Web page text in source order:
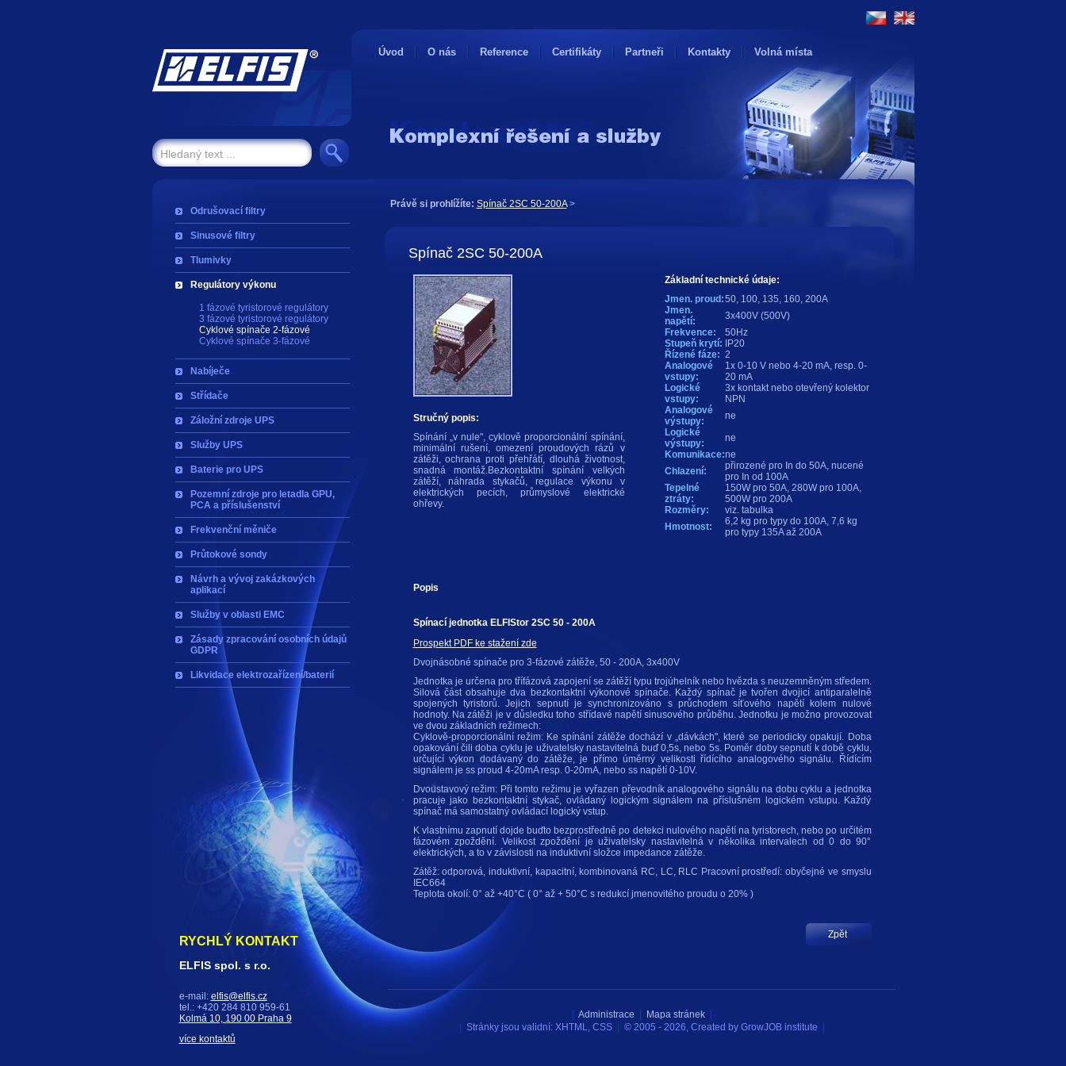
Úvod O nás Reference Certifikáty Partneři Kontakty Volná místa
Odrušovací filtry
Sinusové filtry
Tlumivky
Regulátory výkonu
1 fázové tyristorové regulátory
3 fázové tyristorové regulátory
Cyklové spínače 2-fázové
Cyklové spínače 3-fázové
Nabíječe
Střídače
Záložní zdroje UPS
Služby UPS
Baterie pro UPS
Pozemní zdroje pro letadla GPU,
PCA a příslušenství
Frekvenční měniče
Průtokové sondy
Návrh a vývoj zakázkových
aplikací
Služby v oblasti EMC
Zásady zpracování osobních údajů
GDPR
Likvidace elektrozařízení/baterií
Právě si prohlížíte: Spínač 2SC 50-200A>
Spínač 2SC 50-200A
Stručný popis:
Spínání „v nule", cyklově proporcionální spínání,
minimální rušení, omezení proudových rázů v
zátěži, ochrana proti přehřátí, dlouhá životnost,
snadná montáž.Bezkontaktní spínání velkých
zátěží, náhrada stykačů, regulace výkonu v
elektrických pecích, průmyslové elektrické
ohřevy.
Základní technické údaje:
Jmen. proud:50, 100, 135, 160, 200A
Jmen.
napětí:
3x400V (500V)
Frekvence:
50Hz
Stupeň krytí:
IP20
Řízené fáze: 2
Analogové
vstupy:
1x 0-10 V nebo 4-20 mA, resp. 0-
20 mA
Logické
vstupy:
3x kontakt nebo otevřený kolektor
NPN
Analogové
výstupy:
ne
Logické
výstupy:
ne
Komunikace:ne
Chlazení:
přirozené pro In do 50A, nucené
pro In od 100A
Tepelné
ztráty:
150W pro 50A, 280W pro 100A,
500W pro 200A
Rozměry:
viz. tabulka
Hmotnost:
6,2 kg pro typy do 100A, 7,6 kg
pro typy 135A až 200A
Popis
Spínací jednotka ELFIStor 2SC 50 - 200A
Prospekt PDF ke stažení zde
Dvojnásobné spínače pro 3-fázové zátěže, 50 - 200A, 3x400V
Jednotka je určena pro třífázová zapojení se zátěží typu trojúhelník nebo hvězda s neuzemněným středem.
Silová část obsahuje dva bezkontaktní výkonové spínače. Každý spínač je tvořen dvojicí antiparalelně
spojených tyristorů. Jejich sepnutí je synchronizováno s průchodem síťového napětí kolem nulové
hodnoty. Na zátěži je v důsledku toho střídavé napětí sinusového průběhu. Jednotku je možno provozovat
ve dvou základních režimech:
Cyklově-proporcionální režim: Ke spínání zátěže dochází v „dávkách", které se periodicky opakují. Doba
opakování čili doba cyklu je uživatelsky nastavitelná buď 0,5s, nebo 5s. Poměr doby sepnutí k době cyklu,
určující výkon dodávaný do zátěže, je přímo úměrný velikosti řídícího analogového signálu. Řídícím
signálem je ss proud 4-20mA resp. 0-20mA, nebo ss napětí 0-10V.
Dvoustavový režim: Při tomto režimu je vyřazen převodník analogového signálu na dobu cyklu a jednotka
pracuje jako bezkontaktní stykač, ovládaný logickým signálem na příslušném logickém vstupu. Každý
spínač má samostatný ovládací logický vstup.
K vlastnímu zapnutí dojde buďto bezprostředně po detekci nulového napětí na tyristorech, nebo po určitém
fázovém zpoždění. Velikost zpoždění je uživatelsky nastavitelná v několika intervalech od 0 do 90°
elektrických, a to v závislosti na induktivní složce impedance zátěže.
Zátěž: odporová, induktivní, kapacitní, kombinovaná RC, LC, RLC Pracovní prostředí: obyčejné ve smyslu
IEC664
Teplota okolí: 0° až +40°C ( 0° až + 50°C s redukcí jmenovitého proudu o 20% )
RYCHLÝ KONTAKT
ELFIS spol. s r.o.
e-mail: elfis@elfis.cz
tel.: +420 284 810 959-61
Kolmá 10, 190 00 Praha 9
více kontaktů
Administrace Mapa stránek|
Stránky jsou validní: XHTML, CSS © 2005 - 2026, Created by GrowJOB institute